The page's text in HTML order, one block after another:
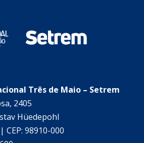
Três de Maio – Setrem
2405
Hüedepohl
CEP: 98910-000